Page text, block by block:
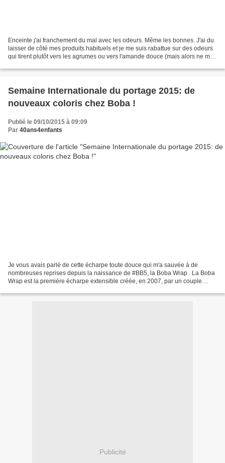
Enceinte j'ai franchement du mal avec les odeurs. Même les bonnes. J'ai du
laisser de côté mes produits habituels et je me suis rabattue sur des odeurs
qui tirent plutôt vers les agrumes ou vers l'amande douce (mais alors ne me
Semaine Internationale du portage 2015: de
nouveaux coloris chez Boba !
Publié le 09/10/2015 à 09:09
Par 40ans4enfants
Je vous avais parlé de cette écharpe toute douce qui m'a sauvée à de
nombreuses reprises depuis la naissance de #BB5, la Boba Wrap . La Boba
Wrap est la première écharpe extensible créée, en 2007, par un couple
Publicité